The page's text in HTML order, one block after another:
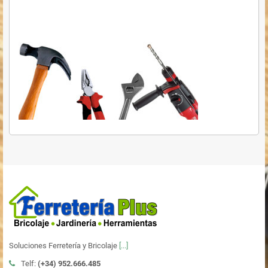
Soluciones Ferretería y Bricolaje [...]
Telf: (+34) 952.666.485